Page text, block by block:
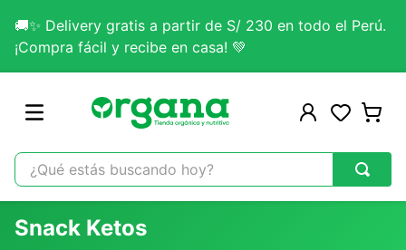
🚚✨ Delivery gratis a partir de S/ 230 en todo el Perú.
¡Compra fácil y recibe en casa! 💚
¿Qué estás buscando hoy?
1.
omega 3
Snack Ketos